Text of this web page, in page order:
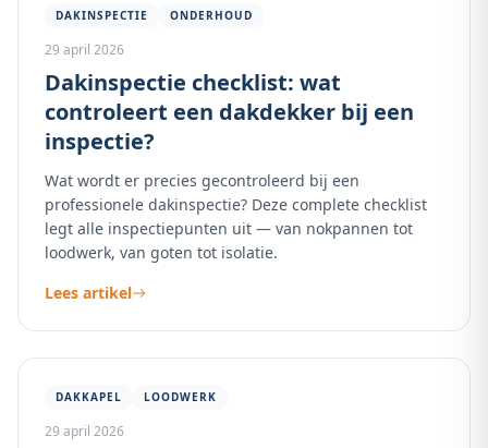
DAKINSPECTIE ONDERHOUD
29 april 2026
Dakinspectie checklist: wat
controleert een dakdekker bij een
inspectie?
Wat wordt er precies gecontroleerd bij een
professionele dakinspectie? Deze complete checklist
legt alle inspectiepunten uit — van nokpannen tot
loodwerk, van goten tot isolatie.
Lees artikel
DAKKAPEL LOODWERK
29 april 2026